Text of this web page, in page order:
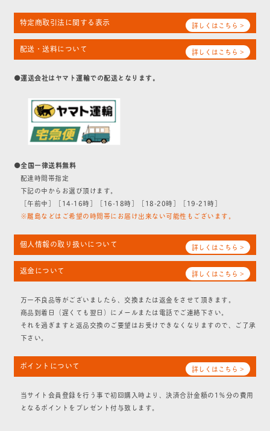
特定商取引法に関する表示 詳しくはこちら >
配送・送料について 詳しくはこちら >
●運送会社はヤマト運輸での配送となります。
●全国一律送料無料
配達時間帯指定
下記の中からお選び頂けます。
［午前中］［14-16時］［16-18時］［18-20時］［19-21時］
※離島などはご希望の時間帯にお届け出来ない可能性もございます。
個人情報の取り扱いについて 詳しくはこちら >
返金について 詳しくはこちら >
万一不良品等がございましたら、交換または返金をさせて頂きます。
商品到着日（遅くても翌日）にメールまたは電話でご連絡下さい。
それを過ぎますと返品交換のご要望はお受けできなくなりますので、ご了承
下さい。
ポイントについて 詳しくはこちら >
当サイト会員登録を行う事で初回購入時より、決済合計金額の1％分の費用
となるポイントをプレゼント付与致します。